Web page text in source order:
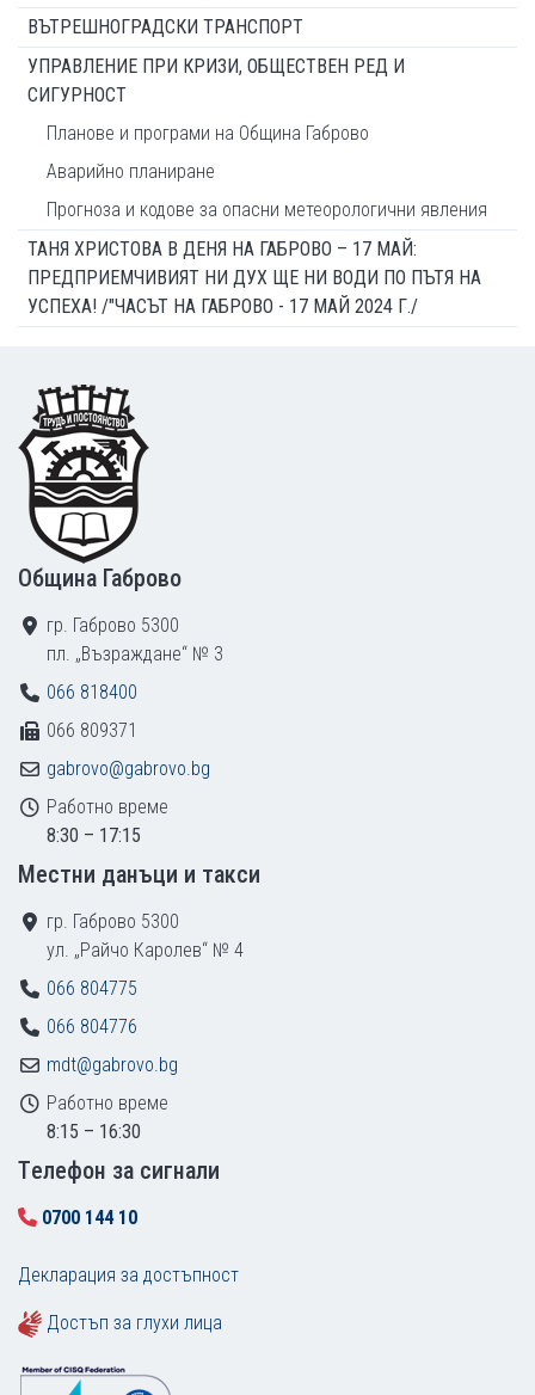
ВЪТРЕШНОГРАДСКИ ТРАНСПОРТ
УПРАВЛЕНИЕ ПРИ КРИЗИ, ОБЩЕСТВЕН РЕД И
СИГУРНОСТ
Планове и програми на Община Габрово
Аварийно планиране
Прогноза и кодове за опасни метеорологични явления
ТАНЯ ХРИСТОВА В ДЕНЯ НА ГАБРОВО – 17 МАЙ:
ПРЕДПРИЕМЧИВИЯТ НИ ДУХ ЩЕ НИ ВОДИ ПО ПЪТЯ НА
УСПЕХА! /"ЧАСЪТ НА ГАБРОВО - 17 МАЙ 2024 Г./
Footer
Община Габрово
гр. Габрово 5300
пл. „Възраждане“ № 3
066 818400
066 809371
gabrovo@gabrovo.bg
Работно време
8:30 – 17:15
Местни данъци и такси
гр. Габрово 5300
ул. „Райчо Каролев“ № 4
066 804775
066 804776
mdt@gabrovo.bg
Работно време
8:15 – 16:30
Tелефон за сигнали
0700 144 10
Декларация за достъпност
Достъп за глухи лица